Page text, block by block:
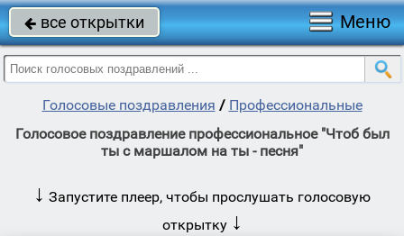
 все открытки Меню
Голосовые поздравления / Профессиональные
Голосовое поздравление профессиональное "Чтоб был
ты с маршалом на ты - песня"
↓ Запустите плеер, чтобы прослушать голосовую
открытку ↓